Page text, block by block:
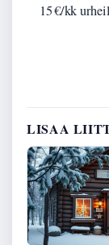
15 €/kk
LISAA